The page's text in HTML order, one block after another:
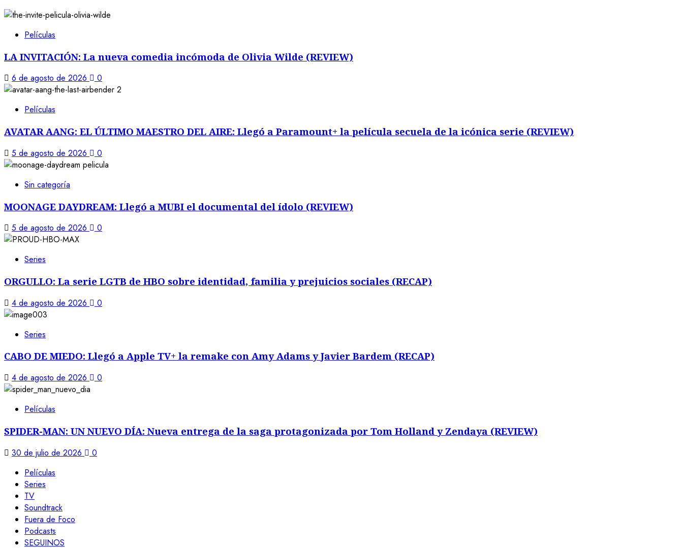
Películas
LA INVITACIÓN: La nueva comedia incómoda de Olivia Wilde (REVIEW)
6 de agosto de 2026 0
Películas
AVATAR AANG: EL ÚLTIMO MAESTRO DEL AIRE: Llegó a Paramount+ la película secuela de la icónica serie (REVIEW)
5 de agosto de 2026 0
Sin categoría
MOONAGE DAYDREAM: Llegó a MUBI el documental del ídolo (REVIEW)
5 de agosto de 2026 0
Series
ORGULLO: La serie LGTB de HBO sobre identidad, familia y prejuicios sociales (RECAP)
4 de agosto de 2026 0
Series
CABO DE MIEDO: Llegó a Apple TV+ la remake con Amy Adams y Javier Bardem (RECAP)
4 de agosto de 2026 0
Películas
SPIDER-MAN: UN NUEVO DÍA: Nueva entrega de la saga protagonizada por Tom Holland y Zendaya (REVIEW)
30 de julio de 2026
0
Películas
Series
TV
Soundtrack
Fuera de Foco
Podcasts
SEGUINOS